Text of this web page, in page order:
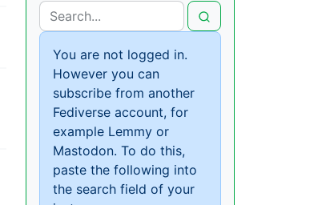
You are not logged in.
However you can
subscribe from another
Fediverse account, for
example Lemmy or
Mastodon. To do this,
paste the following into
the search field of your